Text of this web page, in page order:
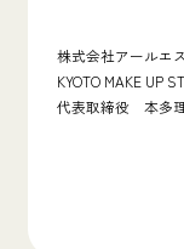
株式会社アールエ
KYOTO MAKE UP
代表取締役 本多